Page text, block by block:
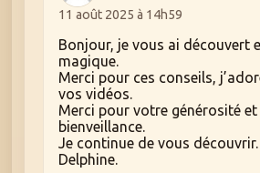
11 août 2025 à 14h59
Bonjour, je vous ai découvert
magique.
Merci pour ces conseils,
vos vidéos.
Merci pour votre générosité
bienveillance.
Je continue de vous découvrir.
Delphine.